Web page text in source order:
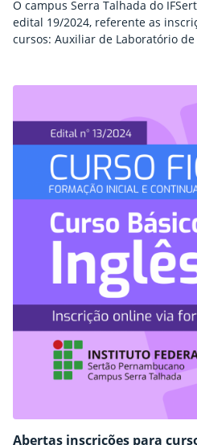
O campus Serra Talhada do
edital 19/2024, referente as
cursos: Auxiliar de Laboratório
Profissional e Tecnológica (EJA/
Inicial e Continuada (FIC). Para
devem…
Abertas inscrições para